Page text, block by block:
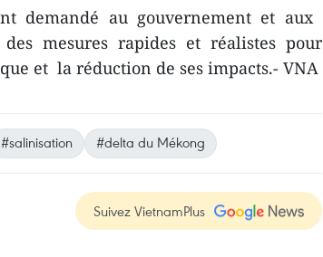
demandé au gouvernement et ​aux
mesures rapides et réalistes pour
et la réduction de ses impacts.- VNA
#salinisation #delta du Mékong
Suivez VietnamPlus